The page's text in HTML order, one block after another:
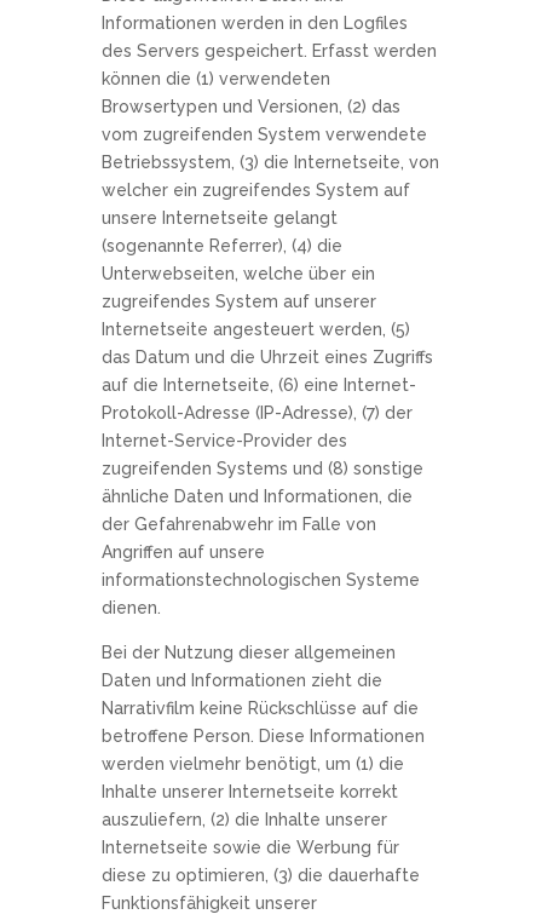
Informationen werden in den Logfiles
des Servers gespeichert. Erfasst werden
können die (1) verwendeten
Browsertypen und Versionen, (2) das
vom zugreifenden System verwendete
Betriebssystem, (3) die Internetseite, von
welcher ein zugreifendes System auf
unsere Internetseite gelangt
(sogenannte Referrer), (4) die
Unterwebseiten, welche über ein
zugreifendes System auf unserer
Internetseite angesteuert werden, (5)
das Datum und die Uhrzeit eines Zugriffs
auf die Internetseite, (6) eine Internet-
Protokoll-Adresse (IP-Adresse), (7) der
Internet-Service-Provider des
zugreifenden Systems und (8) sonstige
ähnliche Daten und Informationen, die
der Gefahrenabwehr im Falle von
Angriffen auf unsere
informationstechnologischen Systeme
dienen.
Bei der Nutzung dieser allgemeinen
Daten und Informationen zieht die
Narrativfilm keine Rückschlüsse auf die
betroffene Person. Diese Informationen
werden vielmehr benötigt, um (1) die
Inhalte unserer Internetseite korrekt
auszuliefern, (2) die Inhalte unserer
Internetseite sowie die Werbung für
diese zu optimieren, (3) die dauerhafte
Funktionsfähigkeit unserer